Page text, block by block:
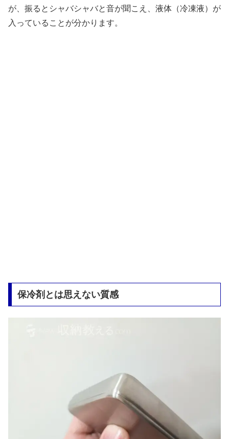
が、振るとシャバシャバと音が聞こえ、液体（冷凍液）が
入っていることが分かります。
保冷剤とは思えない質感